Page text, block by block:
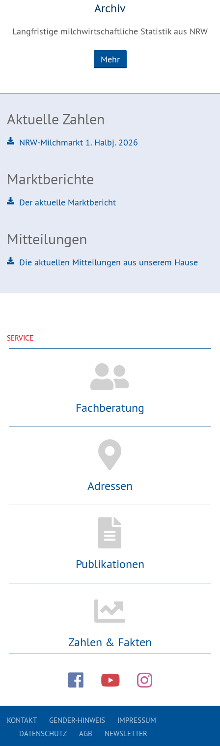
Archiv
Langfristige milchwirtschaftliche Statistik aus NRW
Mehr
Aktuelle Zahlen
NRW-Milchmarkt 1. Halbj. 2026
Marktberichte
Der aktuelle Marktbericht
Mitteilungen
Die aktuellen Mitteilungen aus unserem Hause
SERVICE
Fachberatung
Adressen
Publikationen
Zahlen & Fakten
KONTAKT GENDER-HINWEIS
IMPRESSUM
DATENSCHUTZ
AGB NEWSLETTER